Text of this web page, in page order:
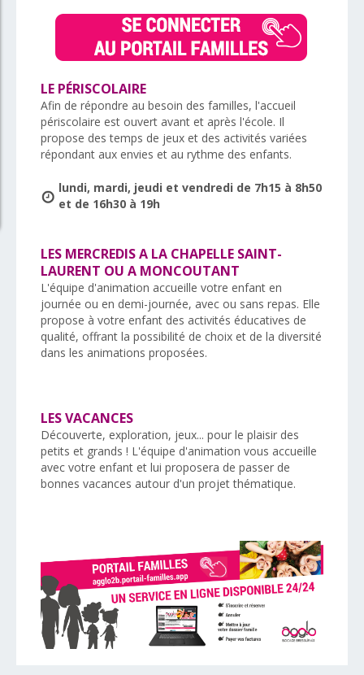
LE PÉRISCOLAIRE
Afin de répondre au besoin des familles, l'accueil
périscolaire est ouvert avant et après l'école. Il
propose des temps de jeux et des activités variées
répondant aux envies et au rythme des enfants.
lundi, mardi, jeudi et vendredi de 7h15 à 8h50
et de 16h30 à 19h
LES MERCREDIS A LA CHAPELLE SAINT-
LAURENT OU A MONCOUTANT
L'équipe d'animation accueille votre enfant en
journée ou en demi-journée, avec ou sans repas. Elle
propose à votre enfant des activités éducatives de
qualité, offrant la possibilité de choix et de la diversité
dans les animations proposées.
LES VACANCES
Découverte, exploration, jeux... pour le plaisir des
petits et grands ! L'équipe d'animation vous accueille
avec votre enfant et lui proposera de passer de
bonnes vacances autour d'un projet thématique.